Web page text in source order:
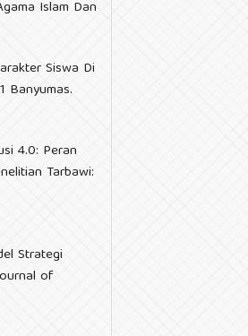
Islam Dan
Siswa Di
Banyumas.
4.0: Peran
Tarbawi:
Strategi
of